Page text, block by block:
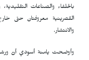
بالحلفاء والصناعات
القصرينية معروفتان حتى
والانتشار.
وأوضحت يامنة أسودي أنّ